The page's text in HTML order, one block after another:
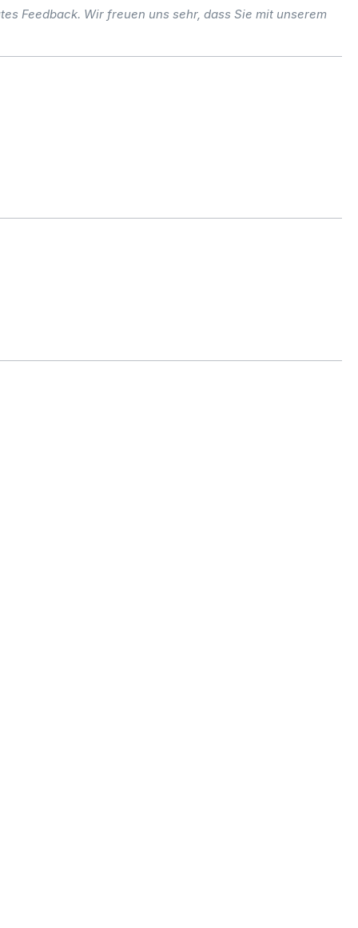
Feedback. Wir freuen uns sehr, dass Sie mit unserem